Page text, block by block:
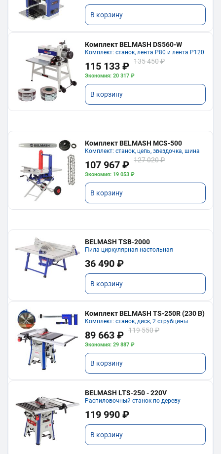
В корзину
Комплект BELMASH DS560-W
Комплект: станок, лента P80 и лента P120
115 133 ₽ 135 450 ₽
Экономия: 20 317 ₽
В корзину
Комплект BELMASH MCS-500
Комплект: станок, цепь, звездочка, шина
107 967 ₽ 127 020 ₽
Экономия: 19 053 ₽
В корзину
BELMASH TSB-2000
Пила циркулярная настольная
36 490 ₽
В корзину
Комплект BELMASH TS-250R (230 В)
Комплект: станок, диск, 2 струбцины
89 663 ₽ 119 550 ₽
Экономия: 29 887 ₽
В корзину
BELMASH LTS-250 - 220V
Распиловочный станок по дереву
119 990 ₽
В корзину